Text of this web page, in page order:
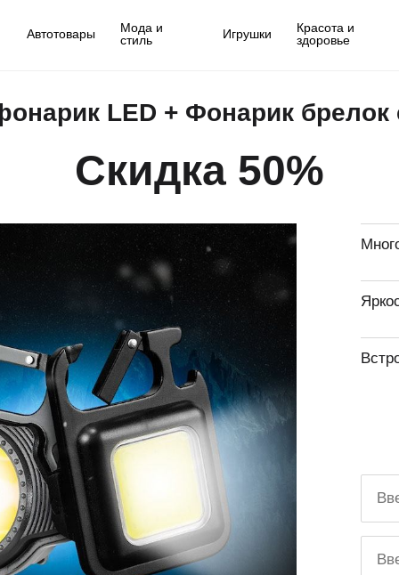
Автотовары Мода и
стиль Игрушки Красота и
здоровье
LED + Фонарик брелок
Скидка 50%